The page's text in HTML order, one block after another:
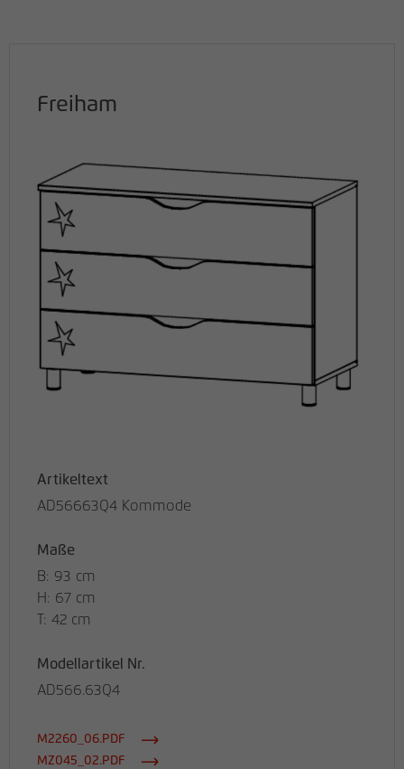
Freiham
Artikeltext
AD56663Q4 Kommode
Maße
B: 93 cm
H: 67 cm
T: 42 cm
Modellartikel Nr.
AD566.63Q4
M2260_06.PDF
MZ045_02.PDF